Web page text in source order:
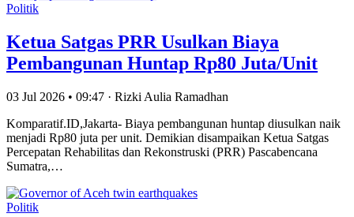
Politik
Ketua Satgas PRR Usulkan Biaya
Pembangunan Huntap Rp80 Juta/Unit
03 Jul 2026 • 09:47 · Rizki Aulia Ramadhan
Komparatif.ID,Jakarta- Biaya pembangunan huntap diusulkan naik
menjadi Rp80 juta per unit. Demikian disampaikan Ketua Satgas
Percepatan Rehabilitas dan Rekonstruski (PRR) Pascabencana
Sumatra,…
Politik